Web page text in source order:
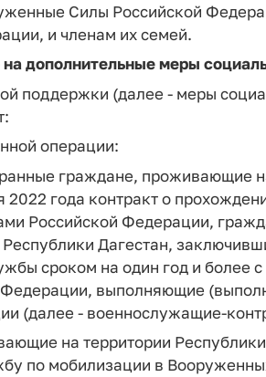
Силы Российской
и членам их семей.
дополнительные меры
поддержки (далее - меры
операции:
граждане, проживающие
2022 года контракт о
Российской Федерации,
Дагестан,
сроком на один год и более
выполняющие
(далее - военнослужащие-
на территории
по мобилизации в